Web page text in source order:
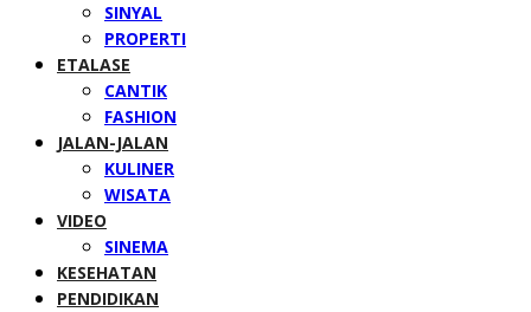
SINYAL
PROPERTI
ETALASE
CANTIK
FASHION
JALAN-JALAN
KULINER
WISATA
VIDEO
SINEMA
KESEHATAN
PENDIDIKAN